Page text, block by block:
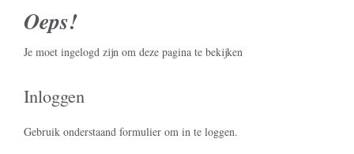
Oeps!
Je moet ingelogd zijn om deze pagina te bekijken
Inloggen
Gebruik onderstaand formulier om in te loggen.